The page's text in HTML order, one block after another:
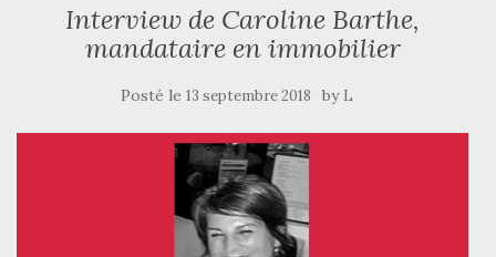
Interview de Caroline Barthe,
mandataire en immobilier
Posté le 13 septembre 2018 by L